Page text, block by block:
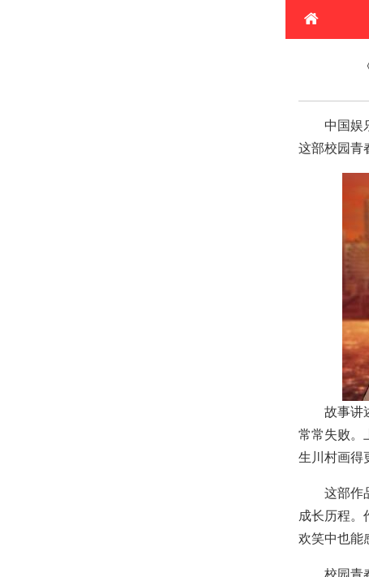
首
电视
中国娱
这部校园青
故事讲述
常常失败。
生川村画得
这部作品
成长历程。
欢笑中也能